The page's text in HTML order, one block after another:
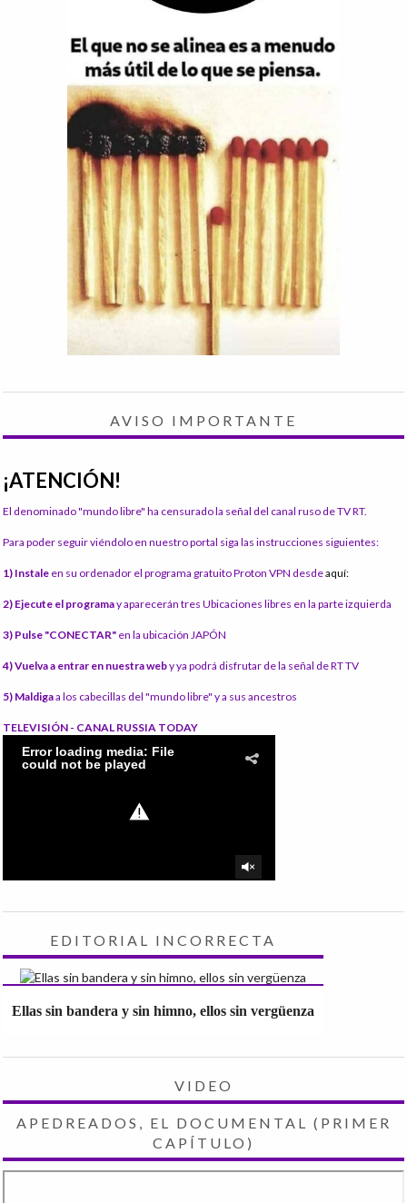
AVISO IMPORTANTE
¡ATENCIÓN!
El denominado "mundo libre" ha censurado la señal del canal ruso de TV RT.
Para poder seguir viéndolo en nuestro portal siga las instrucciones siguientes:
1) Instale en su ordenador el programa gratuito Proton VPN desdeaquí:
2) Ejecute el programay aparecerán tres Ubicaciones libres en la parte izquierda
3) Pulse "CONECTAR" en la ubicación JAPÓN
4) Vuelva a entrar en nuestra weby ya podrá disfrutar de la señal de RT TV
5) Maldigaa los cabecillas del "mundo libre" y a sus ancestros
TELEVISIÓN - CANAL RUSSIA TODAY
EDITORIAL INCORRECTA
Ellas sin bandera y sin himno, ellos sin vergüenza
VIDEO
APEDREADOS, EL DOCUMENTAL (PRIMER
CAPÍTULO)